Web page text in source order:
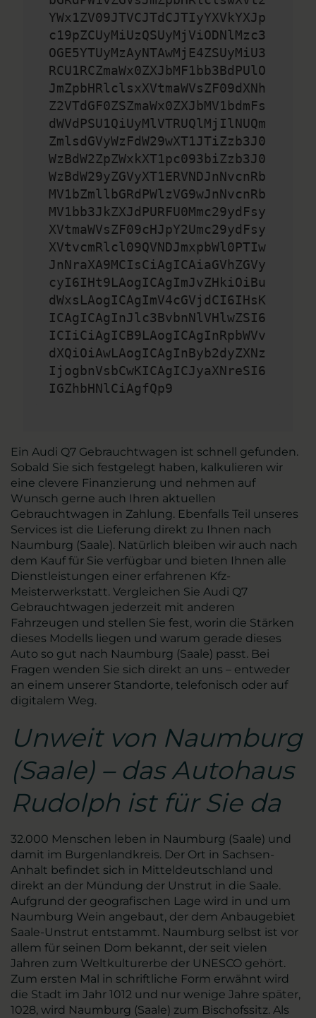
YWx1ZV09JTVCJTdCJTIyYXVkYXJp
c19pZCUyMiUzQSUyMjViODNlMzc3
OGE5YTUyMzAyNTAwMjE4ZSUyMiU3
RCU1RCZmaWx0ZXJbMF1bb3BdPUlO
JmZpbHRlclsxXVtmaWVsZF09dXNh
Z2VTdGF0ZSZmaWx0ZXJbMV1bdmFs
dWVdPSU1QiUyMlVTRUQlMjIlNUQm
ZmlsdGVyWzFdW29wXT1JTiZzb3J0
WzBdW2ZpZWxkXT1pc093biZzb3J0
WzBdW29yZGVyXT1ERVNDJnNvcnRb
MV1bZmllbGRdPWlzVG9wJnNvcnRb
MV1bb3JkZXJdPURFU0Mmc29ydFsy
XVtmaWVsZF09cHJpY2Umc29ydFsy
XVtvcmRlcl09QVNDJmxpbWl0PTIw
JnNraXA9MCIsCiAgICAiaGVhZGVy
cyI6IHt9LAogICAgImJvZHkiOiBu
dWxsLAogICAgImV4cGVjdCI6IHsK
ICAgICAgInJlc3BvbnNlVHlwZSI6
ICIiCiAgICB9LAogICAgInRpbWVv
dXQiOiAwLAogICAgInByb2dyZXNz
IjogbnVsbCwKICAgICJyaXNreSI6
IGZhbHNlCiAgfQp9
Ein Audi Q7 Gebrauchtwagen ist schnell gefunden.
Sobald Sie sich festgelegt haben, kalkulieren wir
eine clevere Finanzierung und nehmen auf
Wunsch gerne auch Ihren aktuellen
Gebrauchtwagen in Zahlung. Ebenfalls Teil unseres
Services ist die Lieferung direkt zu Ihnen nach
Naumburg (Saale). Natürlich bleiben wir auch nach
dem Kauf für Sie verfügbar und bieten Ihnen alle
Dienstleistungen einer erfahrenen Kfz-
Meisterwerkstatt. Vergleichen Sie Audi Q7
Gebrauchtwagen jederzeit mit anderen
Fahrzeugen und stellen Sie fest, worin die Stärken
dieses Modells liegen und warum gerade dieses
Auto so gut nach Naumburg (Saale) passt. Bei
Fragen wenden Sie sich direkt an uns – entweder
an einem unserer Standorte, telefonisch oder auf
digitalem Weg.
Unweit von Naumburg
(Saale) – das Autohaus
Rudolph ist für Sie da
32.000 Menschen leben in Naumburg (Saale) und
damit im Burgenlandkreis. Der Ort in Sachsen-
Anhalt befindet sich in Mitteldeutschland und
direkt an der Mündung der Unstrut in die Saale.
Aufgrund der geografischen Lage wird in und um
Naumburg Wein angebaut, der dem Anbaugebiet
Saale-Unstrut entstammt. Naumburg selbst ist vor
allem für seinen Dom bekannt, der seit vielen
Jahren zum Weltkulturerbe der UNESCO gehört.
Zum ersten Mal in schriftliche Form erwähnt wird
die Stadt im Jahr 1012 und nur wenige Jahre später,
1028, wird Naumburg (Saale) zum Bischofssitz. Als